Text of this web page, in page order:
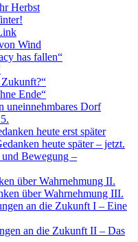
Herbst
Wind
has fallen“
Ende“
uneinnehmbares Dorf
heute erst später
heute später – jetzt.
und Bewegung –
über Wahrnehmung II.
über Wahrnehmung III.
an die Zukunft I – Eine
an die Zukunft II – Das